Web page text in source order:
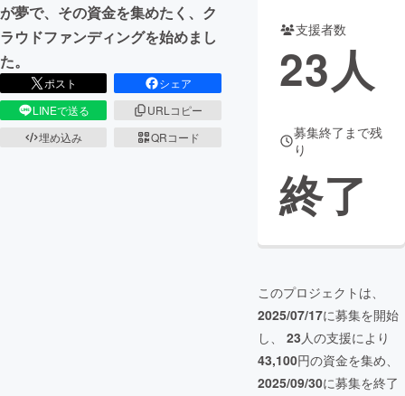
CAMPFIRE for Social Good
CAMPFIRE Creation
コミュニティ
が夢で、その資金を集めたく、ク
ラウドファンディングを始めまし
た。
ポスト
シェア
LINEで送る
URLコピー
埋め込み
QRコード
支援者数
23人
募集終了まで残
り
終了
このプロジェクトは、
2025/07/17に募集を開始
し、 23人の支援により
43,100円の資金を集め、
2025/09/30に募集を終了